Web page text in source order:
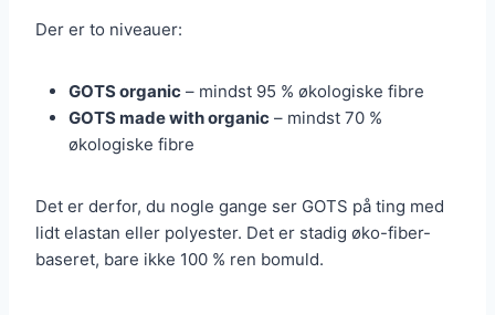
Der er to niveauer:
GOTS organic – mindst 95 % økologiske fibre
GOTS made with organic – mindst 70 %
økologiske fibre
Det er derfor, du nogle gange ser GOTS på ting med
lidt elastan eller polyester. Det er stadig øko-fiber-
baseret, bare ikke 100 % ren bomuld.